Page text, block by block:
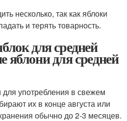
несколько, так как яблоки
и терять товарность.
для средней
яблони для средней
употребления в свежем
их в конце августа или
обычно до 2-3 месяцев.